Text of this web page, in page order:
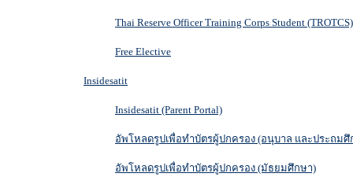
Thai Reserve Officer Training Corps Student (TROTCS)
Free Elective
Insidesatit
Insidesatit (Parent Portal)
อัพโหลดรูปเพื่อทำบัตรผู้ปกครอง (อนุบาล และประถมศึ
อัพโหลดรูปเพื่อทำบัตรผู้ปกครอง (มัธยมศึกษา)